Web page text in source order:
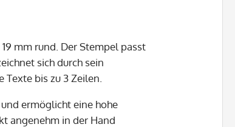
mm rund. Der Stempel passt
sich durch sein
bis zu 3 Zeilen.
ermöglicht eine hohe
angenehm in der Hand